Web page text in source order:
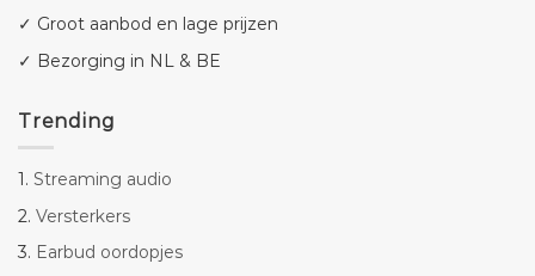
✓ Groot aanbod en lage prijzen
✓ Bezorging in NL & BE
Trending
1. Streaming audio
2. Versterkers
3. Earbud oordopjes